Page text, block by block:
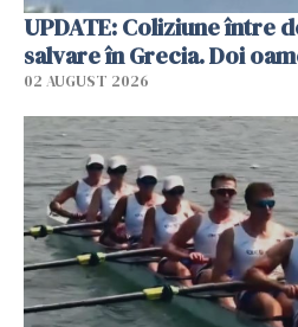
UPDATE: Coliziune între
salvare în Grecia. Doi
02 AUGUST 2026